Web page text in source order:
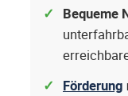
Bequeme
Förderung